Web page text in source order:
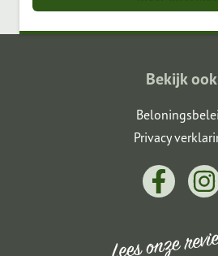
Bekijk ook
Privacy